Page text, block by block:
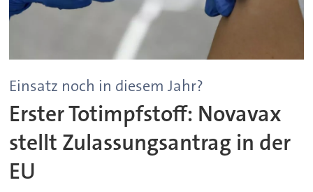
Einsatz noch in diesem Jahr?
Erster Totimpfstoff: Novavax
stellt Zulassungsantrag in der
EU